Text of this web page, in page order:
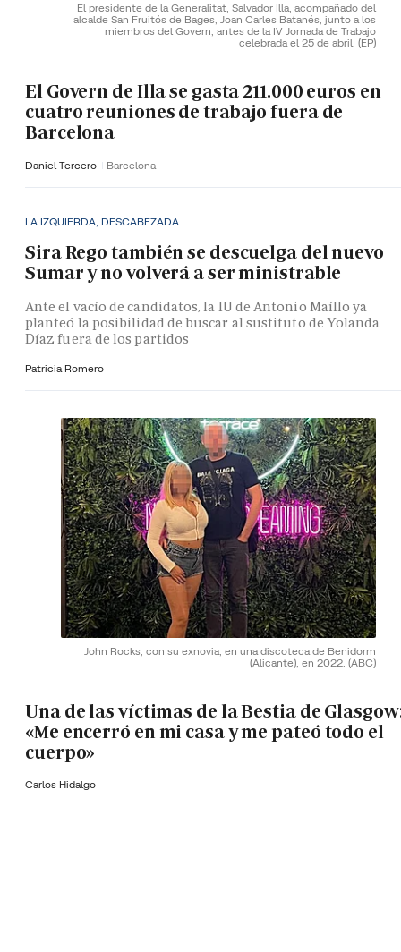
El presidente de la Generalitat, Salvador Illa, acompañado del
alcalde San Fruitós de Bages, Joan Carles Batanés, junto a los
miembros del Govern, antes de la IV Jornada de Trabajo
celebrada el 25 de abril. (EP)
El Govern de Illa se gasta 211.000 euros en
cuatro reuniones de trabajo fuera de
Barcelona
Daniel Tercero Barcelona
LA IZQUIERDA, DESCABEZADA
Sira Rego también se descuelga del nuevo
Sumar y no volverá a ser ministrable
Ante el vacío de candidatos, la IU de Antonio Maíllo ya
planteó la posibilidad de buscar al sustituto de Yolanda
Díaz fuera de los partidos
Patricia Romero
John Rocks, con su exnovia, en una discoteca de Benidorm
(Alicante), en 2022. (ABC)
Una de las víctimas de la Bestia de
«Me encerró en mi casa y me pateó todo el
cuerpo»
Carlos Hidalgo